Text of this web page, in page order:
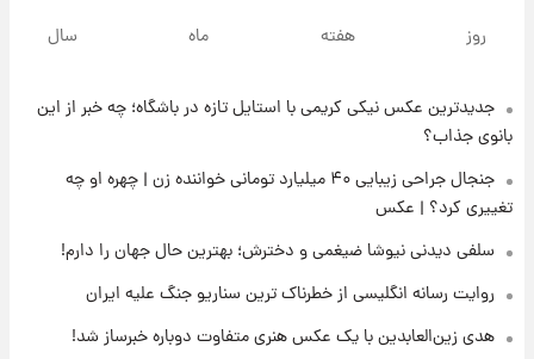
جزئیات
۱۴ ساعت پیش
آتش‌سوزی در لوناپارک شیراز؛ آخرین وضعیت
خزندگان خطرناک پس از حادثه
۱۹ ساعت پیش
روز هفته ماه سال
جدیدترین عکس نیکی کریمی با استایل تازه در باشگاه؛ چه خبر از این
بانوی جذاب؟
جنجال جراحی زیبایی ۴۰ میلیارد تومانی خواننده زن | چهره او چه
تغییری کرد؟ | عکس
سلفی دیدنی نیوشا ضیغمی و دخترش؛ بهترین حال جهان را دارم!
روایت رسانه انگلیسی از خطرناک ترین سناریو جنگ علیه ایران
هدی زین‌العابدین با یک عکس هنری متفاوت دوباره خبرساز شد!